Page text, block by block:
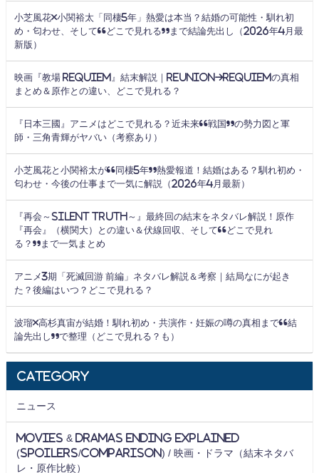
小芝風花×小関裕太「同棲5年」熱愛は本当？結婚の可能性・馴れ初
め・匂わせ、そして“どこで見れる”まで結論先出し（2026年4月最
新版）
映画『教場 Requiem』結末解説｜Reunion→Requiemの真相
まとめ＆原作との違い、どこで見れる？
『日本三國』アニメはどこで見れる？近未来“戦国”の勢力図と軍
師・三角青輝がヤバい（考察あり）
小芝風花と小関裕太が“同棲5年”熱愛報道！結婚はある？馴れ初め・
匂わせ・今後の仕事まで一気に解説（2026年4月最新）
『再会～Silent Truth～』最終回の結末をネタバレ解説！原作
『再会』（横関大）との違い＆伏線回収、そして“どこで見れ
る？”まで一気まとめ
アニメ3期「死滅回游 前編」ネタバレ解説＆考察｜結局なにが起き
た？後編はいつ？どこで見れる？
波瑠×高杉真宙が結婚！馴れ初め・共演作・妊娠の噂の真相まで“結
論先出し”で整理（どこで見れる？も）
Category
ニュース
Movies & Dramas Ending Explained
(Spoilers/Comparison) / 映画・ドラマ（結末ネタバ
レ・原作比較）